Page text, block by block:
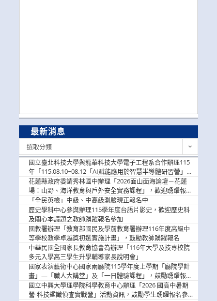
最新消息
選取分類
國立臺北科技大學與龍華科技大學電子工程系合作辦理115
年「115.08.10~08.12「AI賦能應用於智慧半導體研習營」，
歡迎學生踴躍報名參加
花蓮縣政府委請秀林國中辦理「2026面山面海論壇－花蓮
場：山野、海洋教育與戶外安全實務課程」，歡迎踴躍報名
參加
「全民英檢」中級、中高級測驗現正報名中
歷史學科中心參與辦理115學年度台語片影史，歡迎歷史科
及關心本議題之教師踴躍報名參加
國教署辦理「教育部國民及學前教育署辦理116年度高級中
等學校教學卓越獎初選實施計畫」，鼓勵教師踴躍報名
中華民國全國家長教育協會為辦理「116年大學及技專校院
多元入學高三學生升學輔導家長說明會」
國家表演藝術中心國家兩廳院115學年度上學期「廳院學計
畫」—「職人大講堂」及「一日體驗課程」，鼓勵踴躍報名
參與。
國立中興大學理學院科學教育中心辦理「2026 國高中暑期
營-科技鑑識偵查實戰營」活動資訊，鼓勵學生踴躍報名參